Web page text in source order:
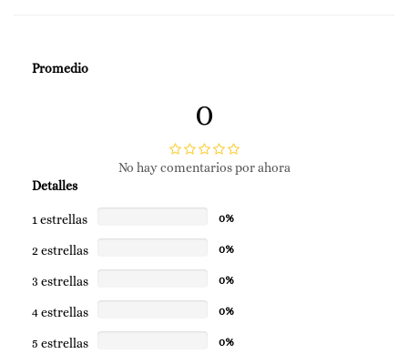
Promedio
0
No hay comentarios por ahora
Detalles
1 estrellas 0%
2 estrellas 0%
3 estrellas 0%
4 estrellas 0%
5 estrellas 0%